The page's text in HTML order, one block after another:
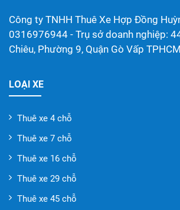
Công ty TNHH Thuê Xe Hợp Đồng
0316976944 - Trụ sở doanh nghiệp:
Chiêu, Phường 9, Quận Gò Vấp
LOẠI XE
Thuê xe 4 chỗ
Thuê xe 7 chỗ
Thuê xe 16 chỗ
Thuê xe 29 chỗ
Thuê xe 45 chỗ